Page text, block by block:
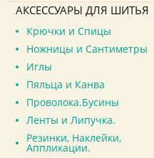
АКСЕССУАРЫ ДЛЯ ШИТЬЯ
Крючки и Спицы
Ножницы и Сантиметры
Иглы
Пяльца и Канва
Проволока.Бусины
Ленты и Липучка.
Резинки, Наклейки,
Аппликации.